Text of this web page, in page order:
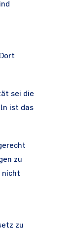
sei die
ist das
zu
nicht
zu